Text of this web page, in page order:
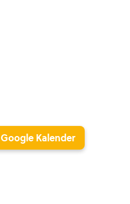
Google Kalender